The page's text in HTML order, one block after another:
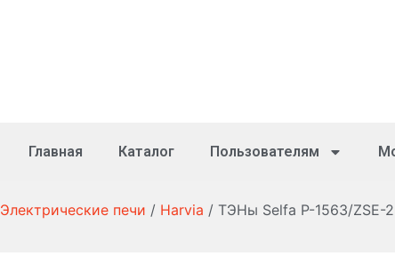
Главная Каталог Пользователям
Электрические печи / Harvia / ТЭНы Selfa P-1563/ZSE-